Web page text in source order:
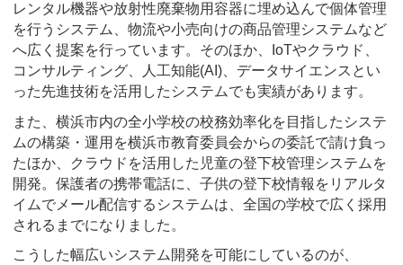
レンタル機器や放射性廃棄物用容器に埋め込んで個体管理
を行うシステム、物流や小売向けの商品管理システムなど
へ広く提案を行っています。そのほか、IoTやクラウド、
コンサルティング、人工知能(AI)、データサイエンスとい
った先進技術を活用したシステムでも実績があります。
また、横浜市内の全小学校の校務効率化を目指したシステ
ムの構築・運用を横浜市教育委員会からの委託で請け負っ
たほか、クラウドを活用した児童の登下校管理システムを
開発。保護者の携帯電話に、子供の登下校情報をリアルタ
イムでメール配信するシステムは、全国の学校で広く採用
されるまでになりました。
こうした幅広いシステム開発を可能にしているのが、